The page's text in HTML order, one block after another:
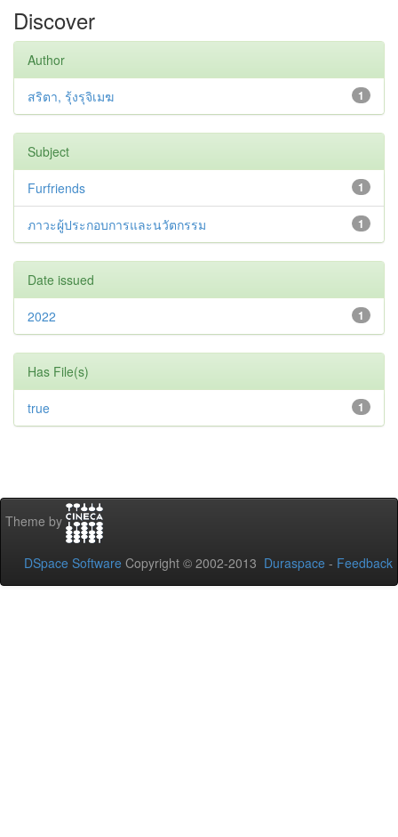
Discover
Author
1
สริตา, รุ้งรุจิเมฆ
Subject
1
Furfriends
1
ภาวะผู้ประกอบการและนวัตกรรม
Date issued
1
2022
Has File(s)
1
true
Theme by
DSpace Software Copyright © 2002-2013 Duraspace - Feedback